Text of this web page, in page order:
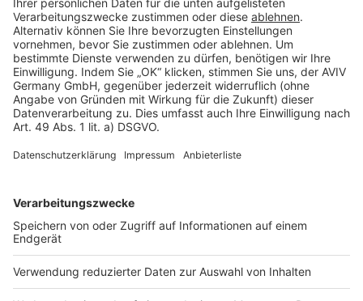
Rechtliches
AGB-Übersicht
Datenschutz
Impressum
Fotonachweis
Bauprojekt-Quiz
Häuser-Suche
Hausanbieter-Suche
Bauprojekt-Profil